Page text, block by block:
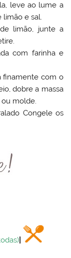
leve ao lume a
limão e sal.
limão, junte a
com farinha e
finamente com o
dobre a massa
molde.
Congele os